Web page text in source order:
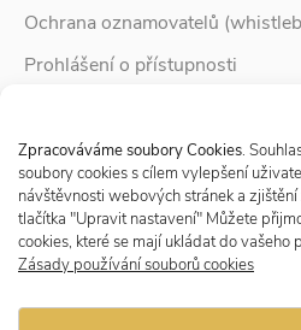
Zpracováváme soubory Cookies.
soubory cookies s cílem vylepšení
návštěvnosti webových stránek a
tlačítka "Upravit nastavení" Můžete
cookies, které se mají ukládat do vašeho
Zásady používání souborů cookies
Ochrana oznamovatelů
Prohlášení o přístupnosti
Zpravodaj Rodina
Sledujte nás